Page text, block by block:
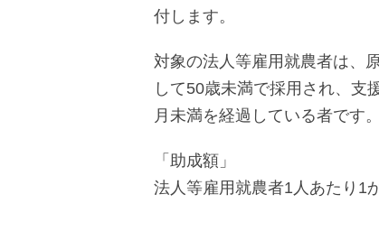
付します。
対象の法人等雇用就農者は、
して50歳未満で採用され、支
月未満を経過している者です。
「助成額」
法人等雇用就農者1人あたり1